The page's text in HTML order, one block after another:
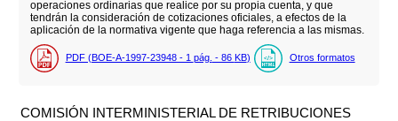
operaciones ordinarias que realice por su propia cuenta, y que
tendrán la consideración de cotizaciones oficiales, a efectos de la
aplicación de la normativa vigente que haga referencia a las mismas.
PDF (BOE-A-1997-23948 - 1 pág. - 86 KB) Otros formatos
COMISIÓN INTERMINISTERIAL DE RETRIBUCIONES